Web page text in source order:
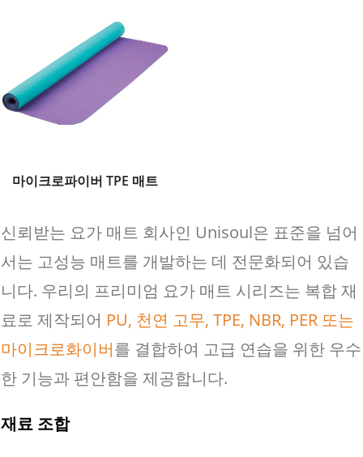
마이크로파이버 TPE 매트
신뢰받는 요가 매트 회사인 Unisoul은 표준을 넘어
서는 고성능 매트를 개발하는 데 전문화되어 있습
니다. 우리의 프리미엄 요가 매트 시리즈는 복합 재
료로 제작되어 PU, 천연 고무, TPE, NBR, PER 또는
마이크로화이버를 결합하여 고급 연습을 위한 우수
한 기능과 편안함을 제공합니다.
재료 조합